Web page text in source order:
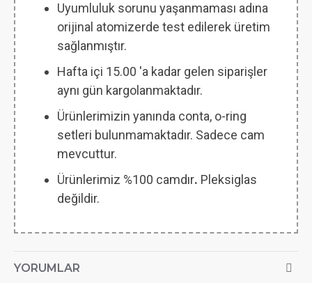
Uyumluluk sorunu yaşanmaması adına
orijinal atomizerde test edilerek üretim
sağlanmıştır.
Hafta içi 15.00 'a kadar gelen siparişler
aynı gün kargolanmaktadır.
Ürünlerimizin yanında conta, o-ring
setleri bulunmamaktadır. Sadece cam
mevcuttur.
Ürünlerimiz %100 camdır. Pleksiglas
değildir.
YORUMLAR